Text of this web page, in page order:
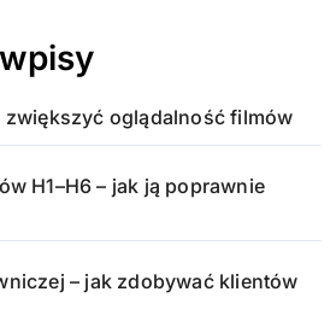
zwiększyć oglądalność filmów
H1–H6 – jak ją poprawnie
– jak zdobywać klientów